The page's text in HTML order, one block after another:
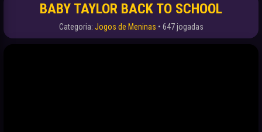
BABY TAYLOR BACK TO SCHOOL
Categoria: Jogos de Meninas • 647 jogadas